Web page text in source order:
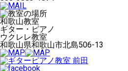
和歌山教室
ギター・ピアノ
ウクレレ教室
和歌山県和歌山市北島506-13